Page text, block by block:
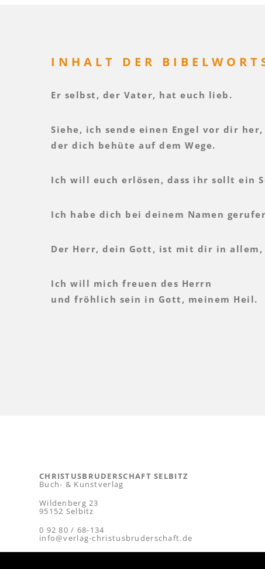
INHALT DER
Er selbst, der Vater, hat euch lieb.
Siehe, ich sende einen Engel vor dir her,
der dich behüte auf dem Wege.
Ich will euch erlösen, dass ihr sollt ein
Ich habe dich bei deinem Namen
Der Herr, dein Gott, ist mit dir in
Ich will mich freuen des Herrn
und fröhlich sein in Gott, meinem Heil.
CHRISTUSBRUDERSCHAFT SELBITZ
Buch- & Kunstverlag
Wildenberg 23
95152 Selbitz
0 92 80 / 68-134
info@verlag-christusbruderschaft.de